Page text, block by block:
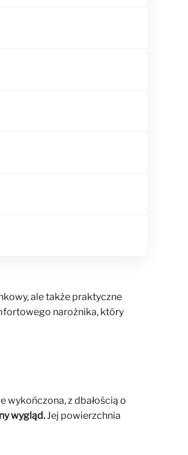
ale także praktyczne
narożnika, który
wykończona, z dbałością o
wygląd.Jej powierzchnia